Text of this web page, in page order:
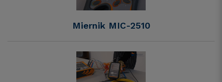
Miernik MIC-2510